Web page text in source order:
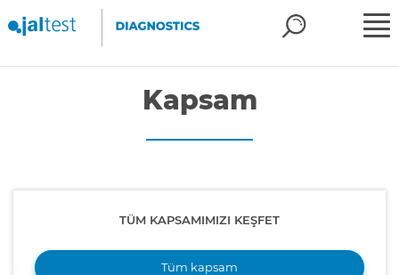
Kapsam
TÜM KAPSAMIMIZI KEŞFET
Tüm kapsam